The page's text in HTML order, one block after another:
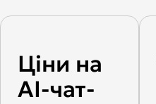
Ціни на
AI-чат-